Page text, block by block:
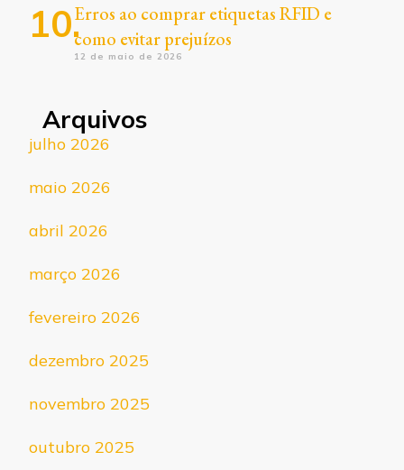
Erros ao comprar etiquetas RFID e
como evitar prejuízos
12 de maio de 2026
Arquivos
julho 2026
maio 2026
abril 2026
março 2026
fevereiro 2026
dezembro 2025
novembro 2025
outubro 2025